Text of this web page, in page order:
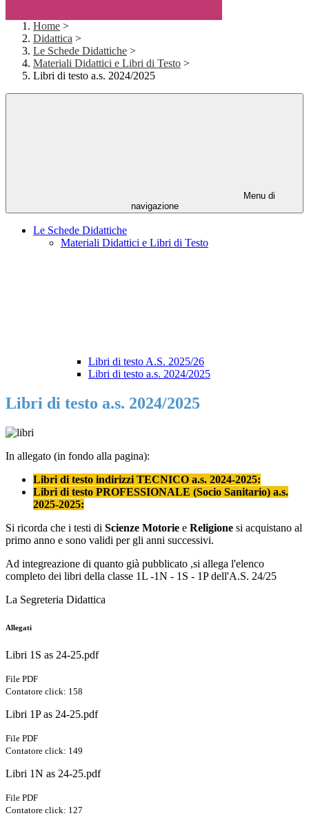
Home >
Didattica >
Le Schede Didattiche >
Materiali Didattici e Libri di Testo >
Libri di testo a.s. 2024/2025
Menu di
navigazione
Le Schede Didattiche
Materiali Didattici e Libri di Testo
Libri di testo A.S. 2025/26
Libri di testo a.s. 2024/2025
Libri di testo a.s. 2024/2025
In allegato (in fondo alla pagina):
Libri di testo indirizzi TECNICO a.s. 2024-2025:
Libri di testo PROFESSIONALE (Socio Sanitario) a.s.
2025-2025:
Si ricorda che i testi di Scienze Motorie e Religione si acquistano al
primo anno e sono validi per gli anni successivi.
Ad integreazione di quanto già pubblicato ,si allega l'elenco
completo dei libri della classe 1L -1N - 1S - 1P dell'A.S. 24/25
La Segreteria Didattica
Allegati
Libri 1S as 24-25.pdf
File PDF
Contatore click: 158
Libri 1P as 24-25.pdf
File PDF
Contatore click: 149
Libri 1N as 24-25.pdf
File PDF
Contatore click: 127